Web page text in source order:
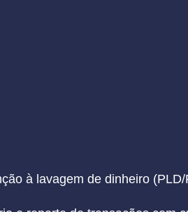
à lavagem de dinheiro (PLD/